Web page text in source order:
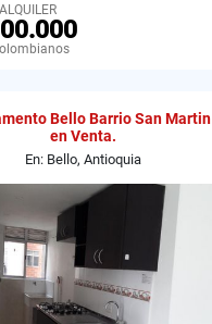
Bello Barrio San Martin
en Venta.
En: Bello, Antioquia